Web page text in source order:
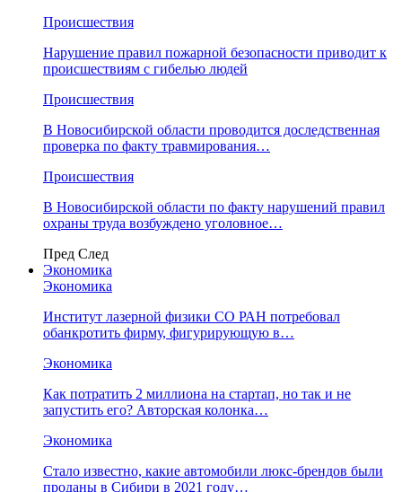
Происшествия
Нарушение правил пожарной безопасности приводит к
происшествиям с гибелью людей
Происшествия
В Новосибирской области проводится доследственная
проверка по факту травмирования…
Происшествия
В Новосибирской области по факту нарушений правил
охраны труда возбуждено уголовное…
Пред След
Экономика
Экономика
Институт лазерной физики СО РАН потребовал
обанкротить фирму, фигурирующую в…
Экономика
Как потратить 2 миллиона на стартап, но так и не
запустить его? Авторская колонка…
Экономика
Стало известно, какие автомобили люкс-брендов были
проданы в Сибири в 2021 году…